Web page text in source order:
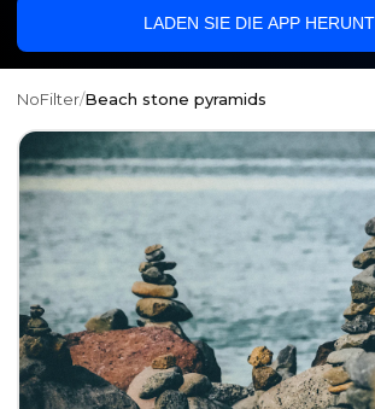
LADEN SIE DIE APP
NoFilter/Beach stone pyramids